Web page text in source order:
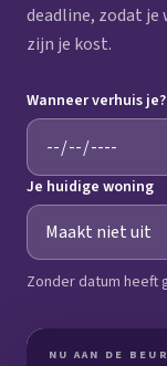
deadline, zodat
zijn je kost.
Wanneer verhuis je?
Je huidige woning
Zonder datum heeft
NU AAN DE